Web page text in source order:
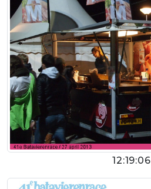
12:19:06